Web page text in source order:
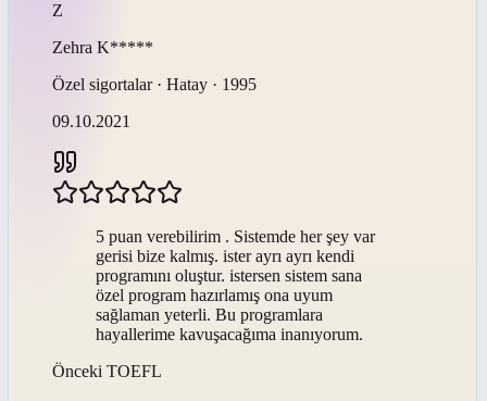
Z
Zehra K*****
Özel sigortalar · Hatay · 1995
09.10.2021
5 puan verebilirim . Sistemde her şey var
gerisi bize kalmış. ister ayrı ayrı kendi
programını oluştur. istersen sistem sana
özel program hazırlamış ona uyum
sağlaman yeterli. Bu programlara
hayallerime kavuşacağıma inanıyorum.
Önceki TOEFL